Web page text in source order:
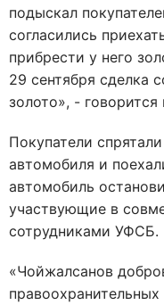
подыскал
согласились
прибрести у него
29 сентября сделка
золото», -
Покупатели
автомобиля и
автомобиль
участвующие в
сотрудниками УФСБ.
«Чойжалсанов